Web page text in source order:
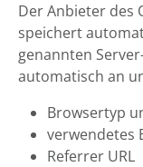
Der Anbieter des
speichert
genannten
automatisch an
Browsertyp
verwendetes
Referrer URL